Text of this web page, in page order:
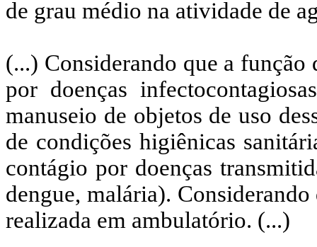
de grau médio na atividade de
(...) Considerando que a função
por doenças
manuseio de objetos de uso
de condições higiênicas
contágio por doenças
dengue, malária).
realizada em ambulatório. (...)